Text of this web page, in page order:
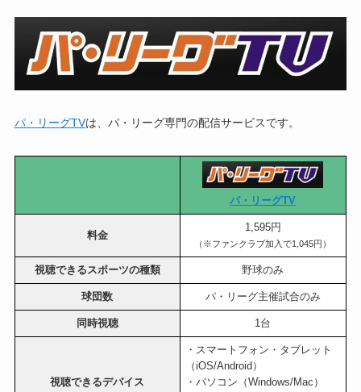
パ・リーグTVは、パ・リーグ専門の配信サービスです。
パ・リーグTV
料金
1,595円
（※ファンクラブ加入で1,045円）
視聴できるスポーツの種類 野球のみ
球団数 パ・リーグ主催試合のみ
同時視聴 1台
視聴できるデバイス
・スマートフォン・タブレット
（iOS/Android）
・パソコン（Windows/Mac）